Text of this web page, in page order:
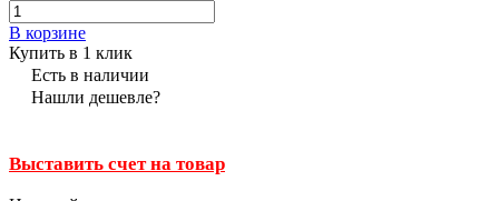
В корзине
Купить в 1 клик
Есть в наличии
Нашли дешевле?
Выставить счет на товар